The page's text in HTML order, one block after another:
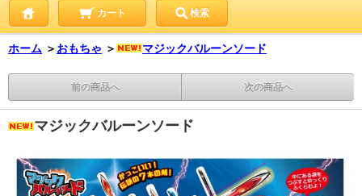
カート 検索
ホーム ＞ おもちゃ ＞ マジックバルーンソード
前の商品へ 次の商品へ
マジックバルーンソード